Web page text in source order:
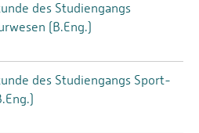
des Studiengangs
(B.Eng.)
des Studiengangs Sport-